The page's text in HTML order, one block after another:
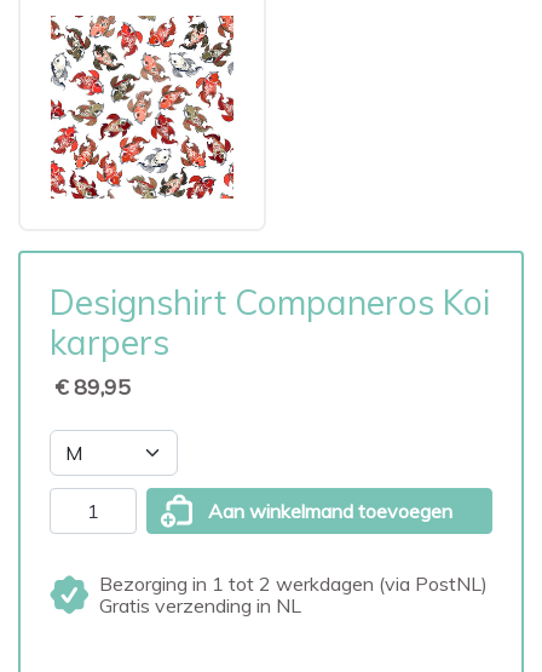
Designshirt Companeros Koi
karpers
€ 89,95
Aan winkelmand toevoegen
Bezorging in 1 tot 2 werkdagen (via PostNL)
Gratis verzending in NL